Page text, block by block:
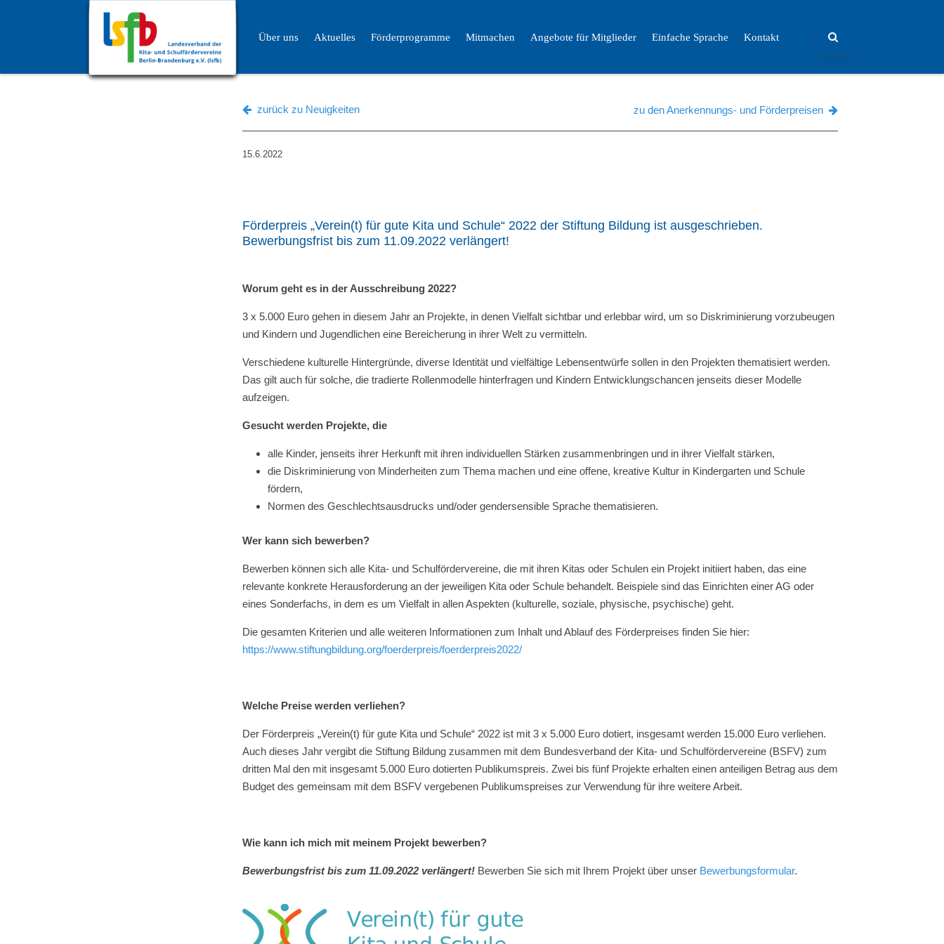
Über uns Aktuelles Förderprogramme Mitmachen Angebote für Mitglieder Einfache Sprache Kontakt
zurück zu Neuigkeiten zu den Anerkennungs- und Förderpreisen
15.6.2022
Förderpreis „Verein(t) für gute Kita und Schule“ 2022 der Stiftung Bildung ist ausgeschrieben.
Bewerbungsfrist bis zum 11.09.2022 verlängert!
Worum geht es in der Ausschreibung 2022?
3 x 5.000 Euro gehen in diesem Jahr an Projekte, in denen Vielfalt sichtbar und erlebbar wird, um so Diskriminierung vorzubeugen
und Kindern und Jugendlichen eine Bereicherung in ihrer Welt zu vermitteln.
Verschiedene kulturelle Hintergründe, diverse Identität und vielfältige Lebensentwürfe sollen in den Projekten thematisiert werden.
Das gilt auch für solche, die tradierte Rollenmodelle hinterfragen und Kindern Entwicklungschancen jenseits dieser Modelle
aufzeigen.
Gesucht werden Projekte, die
alle Kinder, jenseits ihrer Herkunft mit ihren individuellen Stärken zusammenbringen und in ihrer Vielfalt stärken,
die Diskriminierung von Minderheiten zum Thema machen und eine offene, kreative Kultur in Kindergarten und Schule
fördern,
Normen des Geschlechtsausdrucks und/oder gendersensible Sprache thematisieren.
Wer kann sich bewerben?
Bewerben können sich alle Kita- und Schulfördervereine, die mit ihren Kitas oder Schulen ein Projekt initiiert haben, das eine
relevante konkrete Herausforderung an der jeweiligen Kita oder Schule behandelt. Beispiele sind das Einrichten einer AG oder
eines Sonderfachs, in dem es um Vielfalt in allen Aspekten (kulturelle, soziale, physische, psychische) geht.
Die gesamten Kriterien und alle weiteren Informationen zum Inhalt und Ablauf des Förderpreises finden Sie hier:
https://www.stiftungbildung.org/foerderpreis/foerderpreis2022/
Welche Preise werden verliehen?
Der Förderpreis „Verein(t) für gute Kita und Schule“ 2022 ist mit 3 x 5.000 Euro dotiert, insgesamt werden 15.000 Euro verliehen.
Auch dieses Jahr vergibt die Stiftung Bildung zusammen mit dem Bundesverband der Kita- und Schulfördervereine (BSFV) zum
dritten Mal den mit insgesamt 5.000 Euro dotierten Publikumspreis. Zwei bis fünf Projekte erhalten einen anteiligen Betrag aus dem
Budget des gemeinsam mit dem BSFV vergebenen Publikumspreises zur Verwendung für ihre weitere Arbeit.
Wie kann ich mich mit meinem Projekt bewerben?
Bewerbungsfrist bis zum 11.09.2022 verlängert!Bewerben Sie sich mit Ihrem Projekt über unser Bewerbungsformular.